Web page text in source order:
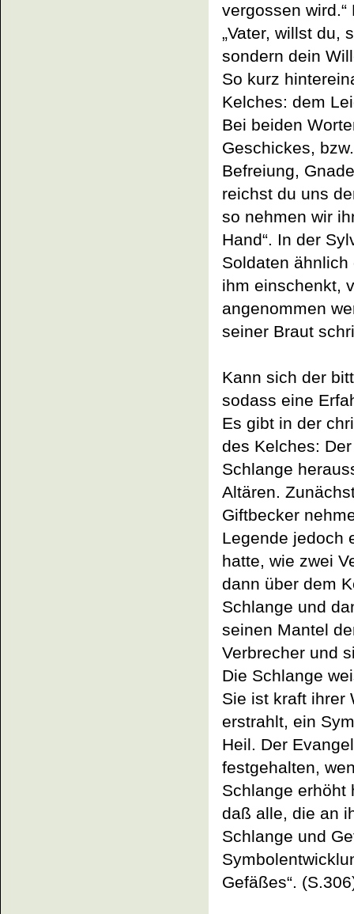
vergossen wird.“
„Vater, willst du,
sondern dein
So kurz
Kelches: dem
Bei beiden
Geschickes,
Befreiung,
reichst du uns
so nehmen wir
Hand“. In der
Soldaten
ihm einschenkt,
angenommen
seiner Braut
Kann sich der
sodass eine
Es gibt in der
des Kelches:
Schlange
Altären.
Giftbecker
Legende jedoch
hatte, wie zwei
dann über dem
Schlange und
seinen Mantel
Verbrecher und
Die Schlange
Sie ist kraft ihrer
erstrahlt, ein
Heil. Der
festgehalten,
Schlange erhöht
daß alle, die an
Schlange und
Gefäßes“.